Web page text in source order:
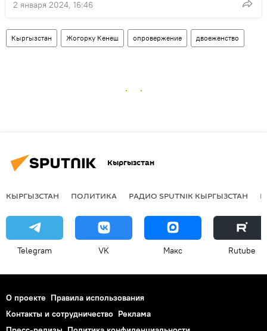
2 января 2024, 16:46
Кыргызстан Жогорку Кенеш опровержение двоеженство
Кыргызстан
КЫРГЫЗСТАН ПОЛИТИКА РАДИО SPUTNIK КЫРГЫЗСТАН
Telegram VK Макс Rutube
О проекте Правила использования
Контакты и сотрудничество Реклама